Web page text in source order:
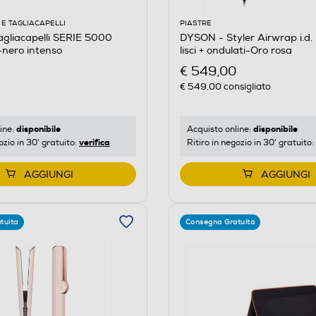
TAGLIACAPELLI
SERIE 5000
intenso
disponibile
in 30' gratuito: verifica
AGGIUNGI
PIASTRE
DYSON - Styler Airwrap i.d.
lisci + ondulati-Oro rosa
€ 549,00
€ 549,00consigliato
Acquisto online: disponibile
Ritiro in negozio in 30' gratuito:
AGGIUNGI
Consegna Gratuita